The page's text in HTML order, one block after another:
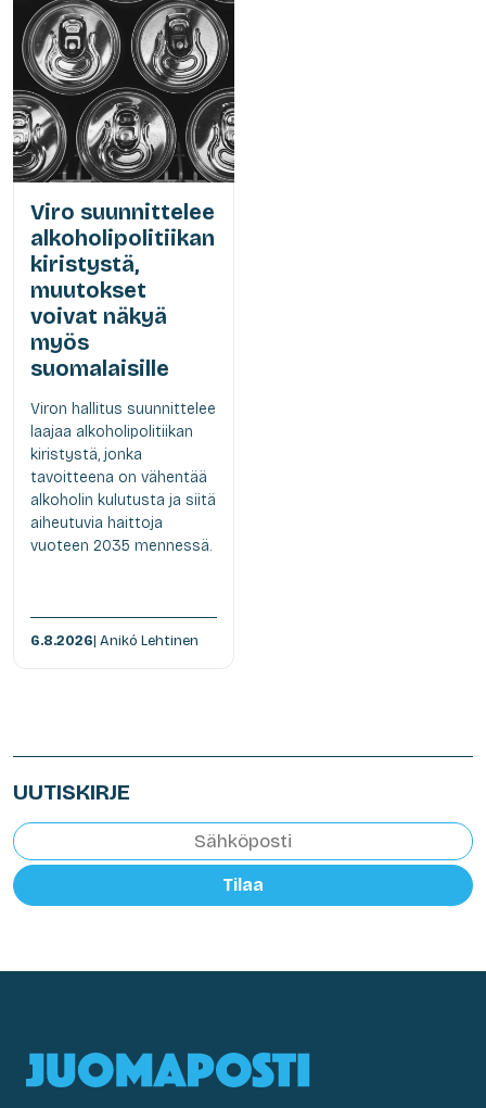
Viro suunnittelee
alkoholipolitiikan
kiristystä,
muutokset
voivat näkyä
myös
suomalaisille
Viron hallitus suunnittelee
laajaa alkoholipolitiikan
kiristystä, jonka
tavoitteena on vähentää
alkoholin kulutusta ja siitä
aiheutuvia haittoja
vuoteen 2035 mennessä.
6.8.2026| Anikó Lehtinen
UUTISKIRJE
Tilaa